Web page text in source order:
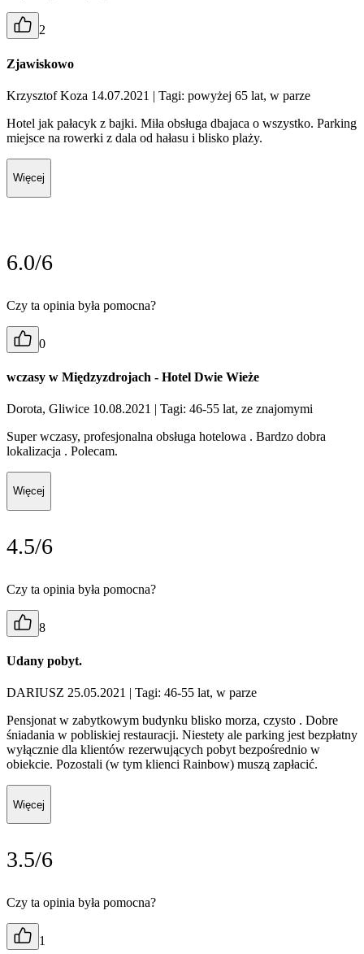
2
Zjawiskowo
Krzysztof Koza 14.07.2021 | Tagi: powyżej 65 lat, w parze
Hotel jak pałacyk z bajki. Miła obsługa dbajaca o wszystko. Parking
miejsce na rowerki z dala od hałasu i blisko plaży.
Więcej
6.0/6
Czy ta opinia była pomocna?
0
wczasy w Międzyzdrojach - Hotel Dwie Wieże
Dorota, Gliwice 10.08.2021 | Tagi: 46-55 lat, ze znajomymi
Super wczasy, profesjonalna obsługa hotelowa . Bardzo dobra
lokalizacja . Polecam.
Więcej
4.5/6
Czy ta opinia była pomocna?
8
Udany pobyt.
DARIUSZ 25.05.2021 | Tagi: 46-55 lat, w parze
Pensjonat w zabytkowym budynku blisko morza, czysto . Dobre
śniadania w pobliskiej restauracji. Niestety ale parking jest bezpłatny
wyłącznie dla klientów rezerwujących pobyt bezpośrednio w
obiekcie. Pozostali (w tym klienci Rainbow) muszą zapłacić.
Więcej
3.5/6
Czy ta opinia była pomocna?
1